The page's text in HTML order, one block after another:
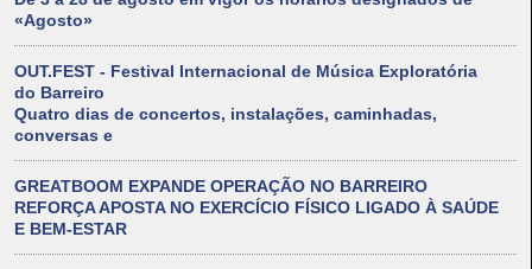
«Agosto»
OUT.FEST - Festival Internacional de Música Exploratória
do Barreiro
Quatro dias de concertos, instalações, caminhadas,
conversas e
GREATBOOM EXPANDE OPERAÇÃO NO BARREIRO
REFORÇA APOSTA NO EXERCÍCIO FÍSICO LIGADO À SAÚDE
E BEM-ESTAR